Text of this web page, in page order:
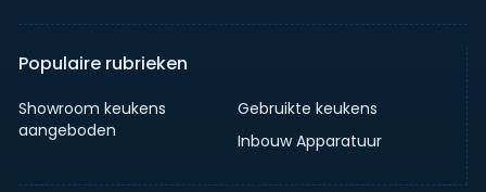
Populaire rubrieken
Showroom keukens
aangeboden
Gebruikte keukens
Inbouw Apparatuur